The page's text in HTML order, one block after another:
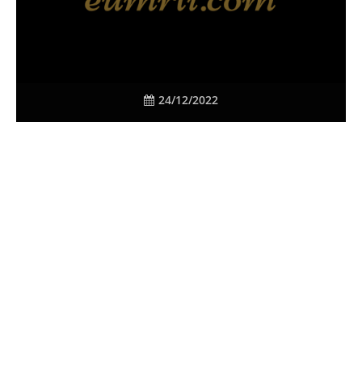
24/12/2022